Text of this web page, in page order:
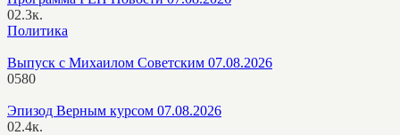
02.3к.
Политика
Выпуск с Михаилом Советским 07.08.2026
0580
Эпизод Верным курсом 07.08.2026
02.4к.